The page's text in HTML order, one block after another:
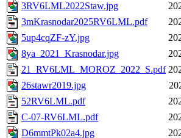
3RV6LML2022Staw.jpg
3mKrasnodar2025RV6LML.pdf
5up4cqZF-zY.jpg
8ya_2021_Krasnodar.jpg
21_RV6LML_MOROZ_2022_S.pdf
26stawr2019.jpg
52RV6LML.pdf
C-07-RV6LML.pdf
D6mmtPk02a4.jpg